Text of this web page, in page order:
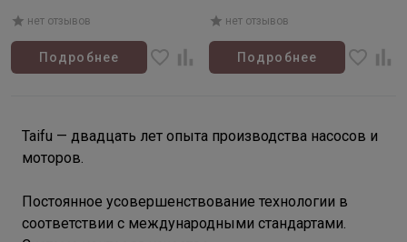
нет отзывов
Подробнее
нет отзывов
Подробнее
Taifu — двадцать лет опыта производства насосов и
моторов.
Постоянное усовершенствование технологии в
соответствии с международными стандартами.